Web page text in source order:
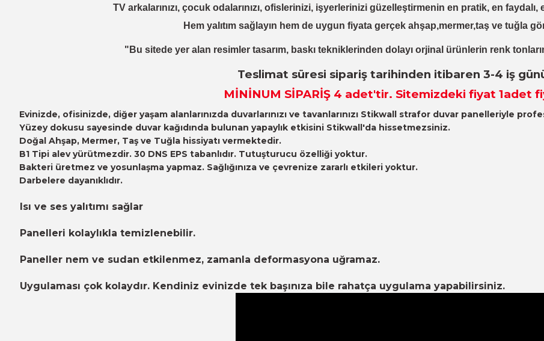
TV arkalarınızı, çocuk odalarınızı, ofislerinizi, işyerlerinizi güzelleştirmenin en pratik, en
Hem yalıtım sağlayın hem de uygun fiyata gerçek ahşap,mermer,taş ve tuğla
"Bu sitede yer alan resimler tasarım, baskı tekniklerinden dolayı orjinal ürünlerin renk
Teslimat süresi sipariş tarihinden itibaren 3-4 iş
MİNİNUM SİPARİŞ 4 adet'tir. Sitemizdeki fiyat 1adet
Evinizde, ofisinizde, diğer yaşam alanlarınızda duvarlarınızı ve tavanlarınızı Stikwall strafor duvar panelleriyle
Yüzey dokusu sayesinde duvar kağıdında bulunan yapaylık etkisini Stikwall'da hissetmezsiniz.
Doğal Ahşap, Mermer, Taş ve Tuğla hissiyatı vermektedir.
B1 Tipi alev yürütmezdir. 30 DNS EPS tabanlıdır. Tutuşturucu özelliği yoktur.
Bakteri üretmez ve yosunlaşma yapmaz. Sağlığınıza ve çevrenize zararlı etkileri yoktur.
Darbelere dayanıklıdır.
Isı ve ses yalıtımı sağlar
Panelleri kolaylıkla temizlenebilir.
Paneller nem ve sudan etkilenmez, zamanla deformasyona uğramaz.
Uygulaması çok kolaydır. Kendiniz evinizde tek başınıza bile rahatça uygulama yapabilirsiniz.